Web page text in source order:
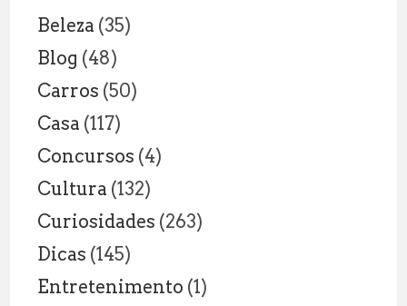
Beleza (35)
Blog (48)
Carros (50)
Casa (117)
Concursos (4)
Cultura (132)
Curiosidades (263)
Dicas (145)
Entretenimento (1)